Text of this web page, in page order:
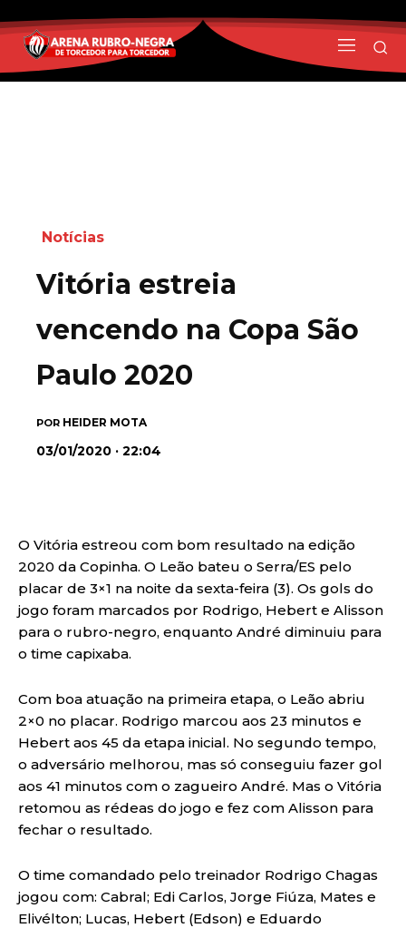
Notícias
Vitória estreia
vencendo na Copa São
Paulo 2020
POR HEIDER MOTA
03/01/2020 · 22:04
O Vitória estreou com bom resultado na edição
2020 da Copinha. O Leão bateu o Serra/ES pelo
placar de 3×1 na noite da sexta-feira (3). Os gols do
jogo foram marcados por Rodrigo, Hebert e Alisson
para o rubro-negro, enquanto André diminuiu para
o time capixaba.
Com boa atuação na primeira etapa, o Leão abriu
2×0 no placar. Rodrigo marcou aos 23 minutos e
Hebert aos 45 da etapa inicial. No segundo tempo,
o adversário melhorou, mas só conseguiu fazer gol
aos 41 minutos com o zagueiro André. Mas o Vitória
retomou as rédeas do jogo e fez com Alisson para
fechar o resultado.
O time comandado pelo treinador Rodrigo Chagas
jogou com: Cabral; Edi Carlos, Jorge Fiúza, Mates e
Elivélton; Lucas, Hebert (Edson) e Eduardo